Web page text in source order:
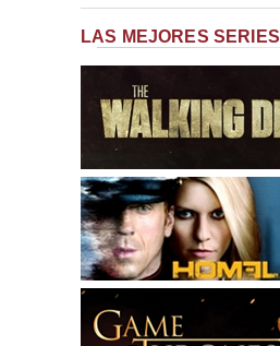
LAS MEJORES SERIES